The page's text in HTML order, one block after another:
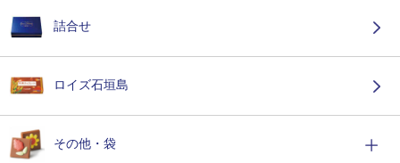
詰合せ
ロイズ石垣島
その他・袋